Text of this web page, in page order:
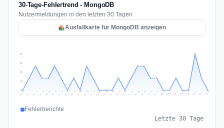
30-Tage-Fehlertrend - MongoDB
Nutzermeldungen in den letzten 30 Tagen
Ausfallkarte für MongoDB anzeigen
1
2
2
3
Jul 10 Jul 11 Jul 12 Jul 13 Jul 14 Jul 15 Jul 16 Jul 17 Jul 18 Jul 19 Jul 20 Jul 21 Jul 22 Jul 23 Jul 24 Jul 25 Jul 26 Jul 27 Jul 28 Jul 29 Jul 30 Jul 31 Aug 1 Aug 2 Aug 3 Aug 4 Aug 5 Aug 6 Aug 7 Aug 8
Fehlerberichte
Letzte 30 Tage